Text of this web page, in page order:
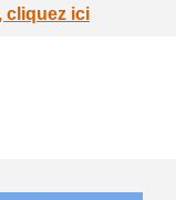
cliquez ici